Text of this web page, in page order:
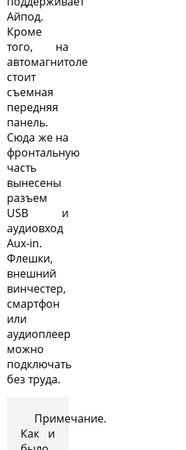
Айпод.
Кроме
того, на
автомагнитоле
стоит
съемная
передняя
панель.
Сюда же на
фронтальную
часть
вынесены
разъем
USB и
аудиовход
Aux-in.
Флешки,
внешний
винчестер,
смартфон
или
аудиоплеер
можно
подключать
без труда.
Примечание.
Как и